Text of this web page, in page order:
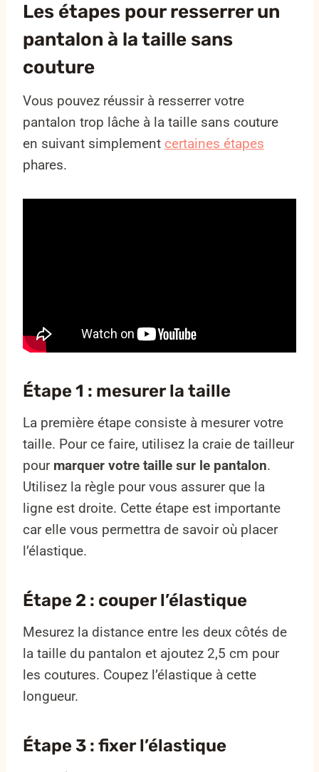
Les étapes pour resserrer un
pantalon à la taille sans
couture
Vous pouvez réussir à resserrer votre
pantalon trop lâche à la taille sans couture
en suivant simplement certaines étapes
phares.
Étape 1 : mesurer la taille
La première étape consiste à mesurer votre
taille. Pour ce faire, utilisez la craie de tailleur
pour marquer votre taille sur le pantalon.
Utilisez la règle pour vous assurer que la
ligne est droite. Cette étape est importante
car elle vous permettra de savoir où placer
l’élastique.
Étape 2 : couper l’élastique
Mesurez la distance entre les deux côtés de
la taille du pantalon et ajoutez 2,5 cm pour
les coutures. Coupez l’élastique à cette
longueur.
Étape 3 : fixer l’élastique